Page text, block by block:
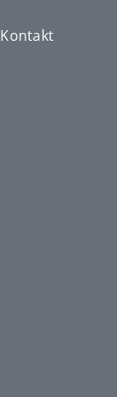
Kontakt